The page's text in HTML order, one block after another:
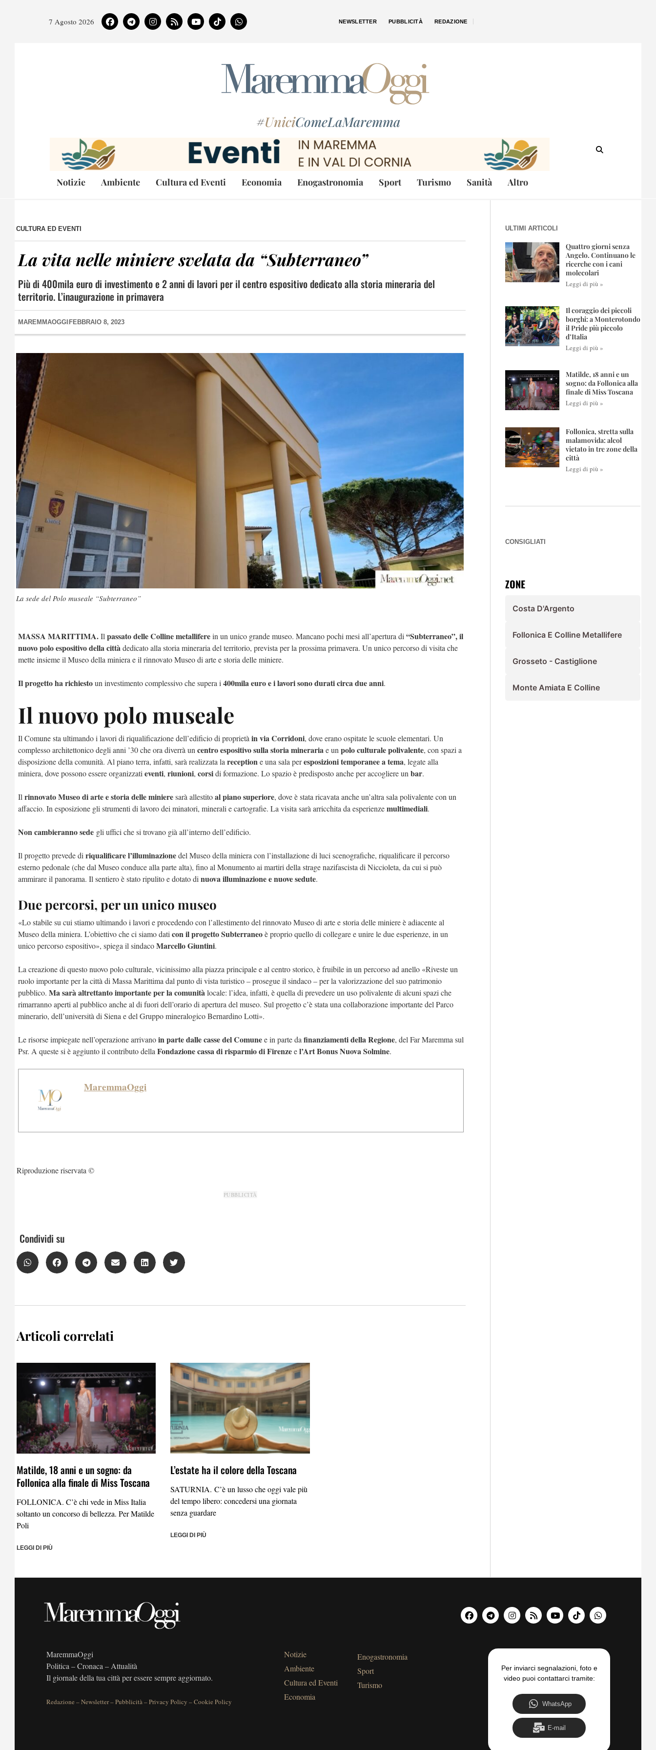
7 Agosto 2026 NEWSLETTER PUBBLICITÀ REDAZIONE
#UniciComeLaMaremma
Notizie Ambiente Cultura ed Eventi Economia Enogastronomia Sport Turismo Sanità Altro
CULTURA ED EVENTI
La vita nelle miniere svelata da “Subterraneo”
Più di 400mila euro di investimento e 2 anni di lavori per il centro espositivo dedicato alla storia mineraria del
territorio. L’inaugurazione in primavera
MAREMMAOGGI FEBBRAIO 8, 2023
La sede del Polo museale “Subterraneo”
MASSA MARITTIMA.Il passato delle Colline metalliferein un unico grande museo. Mancano pochi mesi all’apertura di “Subterraneo”, il
nuovo polo espositivo della cittàdedicato alla storia mineraria del territorio, prevista per la prossima primavera. Un unico percorso di visita che
mette insieme il Museo della miniera e il rinnovato Museo di arte e storia delle miniere.
Il progetto ha richiestoun investimento complessivo che supera i 400mila euro e i lavori sono durati circa due anni.
Il nuovo polo museale
Il Comune sta ultimando i lavori di riqualificazione dell’edificio di proprietà in via Corridoni, dove erano ospitate le scuole elementari. Un
complesso architettonico degli anni ’30 che ora diverrà un centro espositivo sulla storia minerariae un polo culturale polivalente, con spazi a
disposizione della comunità. Al piano terra, infatti, sarà realizzata la receptione una sala peresposizioni temporanee a tema, legate alla
miniera, dove possono essere organizzati eventi, riunioni, corsidi formazione. Lo spazio è predisposto anche per accogliere un bar.
Il rinnovato Museo di arte e storia delle minieresarà allestitoal piano superiore, doveè stata ricavata anche un’altra sala polivalente con un
affaccio. In esposizione gli strumenti di lavoro dei minatori, minerali e cartografie. La visita sarà arricchita da esperienzemultimediali.
Non cambieranno sede gli uffici che si trovano già all’interno dell’edificio.
Il progetto prevede di riqualificarel’illuminazionedel Museo della miniera con l’installazione di luci scenografiche, riqualificare il percorso
esterno pedonale (che dal Museo conduce alla parte alta), fino al Monumento ai martiri della strage nazifascista di Niccioleta, da cui si può
ammirare il panorama. Il sentiero è stato ripulito e dotato di nuova illuminazione e nuove sedute.
Due percorsi, per un unico museo
«Lo stabile su cui stiamo ultimando i lavori e procedendo con l’allestimento del rinnovato Museo di arte e storia delle miniere è adiacente al
Museo della miniera. L’obiettivo che ci siamo dati con il progetto Subterraneoè proprio quello di collegare e unire le due esperienze, in un
unico percorso espositivo», spiega il sindacoMarcello Giuntini.
La creazione di questo nuovo polo culturale, vicinissimo alla piazza principale e al centro storico, è fruibile in un percorso ad anello «Riveste un
ruolo importante per la città di Massa Marittima dal punto di vista turistico – prosegue il sindaco – per la valorizzazione del suo patrimonio
pubblico. Ma sarà altrettanto importante per la comunitàlocale: l’idea, infatti, è quella di prevedere un uso polivalente di alcuni spazi che
rimarranno aperti al pubblico anche al di fuori dell’orario di apertura del museo. Sul progetto c’è stata una collaborazione importante del Parco
minerario, dell’università di Siena e del Gruppo mineralogico Bernardino Lotti».
Le risorse impiegate nell’operazione arrivanoin parte dalle casse del Comunee in parte da finanziamenti della Regione, del Far Maremma sul
Psr. A queste si è aggiunto il contributo della Fondazione cassa di risparmio di Firenzeel’Art Bonus Nuova Solmine.
MaremmaOggi
Riproduzione riservata ©
PUBBLICITÀ
Condividi su
Articoli correlati
Matilde, 18 anni e un sogno: da
Follonica alla finale di Miss Toscana
FOLLONICA. C’è chi vede in Miss Italia
soltanto un concorso di bellezza. Per Matilde
Poli
LEGGI DI PIÙ
L’estate ha il colore della Toscana
SATURNIA. C’è un lusso che oggi vale più
del tempo libero: concedersi una giornata
senza guardare
LEGGI DI PIÙ
ULTIMI ARTICOLI
Quattro giorni senza
Angelo. Continuano le
ricerche con i cani
molecolari
Leggi di più »
Il coraggio dei piccoli
borghi: a Monterotondo
il Pride più piccolo
d’Italia
Leggi di più »
Matilde, 18 anni e un
sogno: da Follonica alla
finale di Miss Toscana
Leggi di più »
Follonica, stretta sulla
malamovida: alcol
vietato in tre zone della
città
Leggi di più »
CONSIGLIATI
ZONE
Costa D'Argento
Follonica E Colline Metallifere
Grosseto - Castiglione
Monte Amiata E Colline
MaremmaOggi
Politica – Cronaca – Attualità
Il giornale della tua città per essere sempre aggiornato.
Redazione –Newsletter–Pubblicità–Privacy Policy –Cookie Policy
Notizie
Ambiente
Cultura ed Eventi
Economia
Enogastronomia
Sport
Turismo
Per inviarci segnalazioni, foto e
video puoi contattarci tramite:
WhatsApp
E-mail